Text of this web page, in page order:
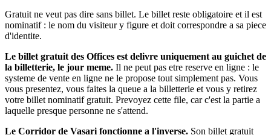
Gratuit ne veut pas dire sans billet. Le billet reste obligatoire et il est
nominatif : le nom du visiteur y figure et doit correspondre a sa piece
d'identite.
Le billet gratuit des Offices est delivre uniquement au guichet de
la billetterie, le jour meme. Il ne peut pas etre reserve en ligne : le
systeme de vente en ligne ne le propose tout simplement pas. Vous
vous presentez, vous faites la queue a la billetterie et vous y retirez
votre billet nominatif gratuit. Prevoyez cette file, car c'est la partie a
laquelle presque personne ne s'attend.
Le Corridor de Vasari fonctionne a l'inverse. Son billet gratuit